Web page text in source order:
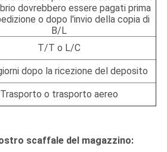
dovrebbero essere pagati prima
o dopo l'invio della copia di
B/L
T/T o L/C
dopo la ricezione del deposito
Trasporto o trasporto aereo
scaffale del magazzino: